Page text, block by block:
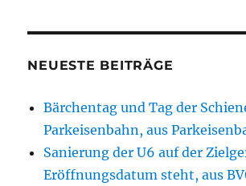
NEUESTE BEITRÄGE
Bärchentag und Tag der
Parkeisenbahn, aus
Sanierung der U6 auf der
Eröffnungsdatum steht, aus